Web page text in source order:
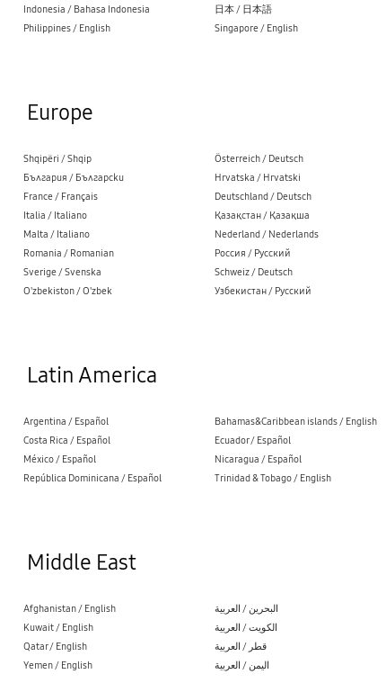
Indonesia / Bahasa Indonesia
日本 / 日本語
Philippines / English
Singapore / English
Europe
Shqipëri / Shqip Österreich / Deutsch
България / Български
Hrvatska / Hrvatski
France / Français
Deutschland / Deutsch
Italia / Italiano
Қазақстан / Қазақша
Malta / Italiano
Nederland / Nederlands
Romania / Romanian
Россия / Русский
Sverige / Svenska
Schweiz / Deutsch
O'zbekiston / O'zbek
Узбекистан / Русский
Latin America
Argentina / Español Bahamas&Caribbean islands / English
Costa Rica / Español
Ecuador / Español
México / Español
Nicaragua / Español
República Dominicana / Español
Trinidad & Tobago / English
Middle East
Afghanistan / English البحرين / العربية
Kuwait / English
الكويت / العربية
Qatar / English
قطر / العربية
Yemen / English
اليمن / العربية